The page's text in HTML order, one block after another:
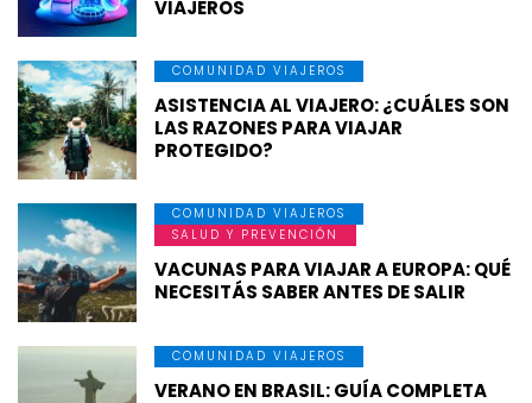
VIAJEROS
COMUNIDAD VIAJEROS
ASISTENCIA AL VIAJERO: ¿CUÁLES SON
LAS RAZONES PARA VIAJAR
PROTEGIDO?
COMUNIDAD VIAJEROS
SALUD Y PREVENCIÓN
VACUNAS PARA VIAJAR A EUROPA: QUÉ
NECESITÁS SABER ANTES DE SALIR
COMUNIDAD VIAJEROS
VERANO EN BRASIL: GUÍA COMPLETA